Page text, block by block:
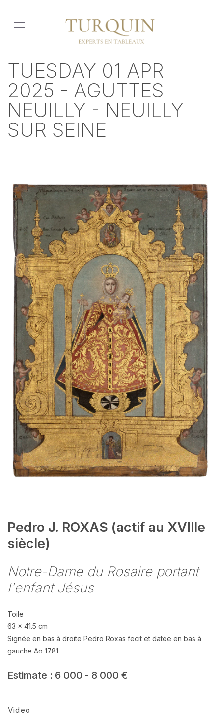
TUESDAY 01 APR
2025 - AGUTTES
NEUILLY - NEUILLY
SUR SEINE
Pedro J. ROXAS (actif au XVIIIe
siècle)
Notre-Dame du Rosaire portant
l'enfant Jésus
Toile
63 x 41.5 cm
Signée en bas à droite Pedro Roxas fecit et datée en bas à
gauche Ao 1781
Estimate : 6 000 - 8 000 €
Video